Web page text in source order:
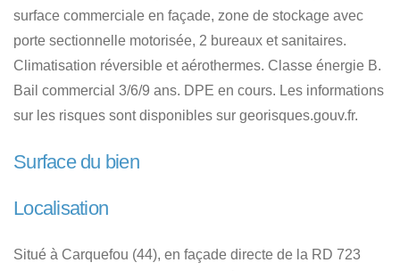
surface commerciale en façade, zone de stockage avec
porte sectionnelle motorisée, 2 bureaux et sanitaires.
Climatisation réversible et aérothermes. Classe énergie B.
Bail commercial 3/6/9 ans. DPE en cours. Les informations
sur les risques sont disponibles sur georisques.gouv.fr.
Surface du bien
Localisation
Situé à Carquefou (44), en façade directe de la RD 723